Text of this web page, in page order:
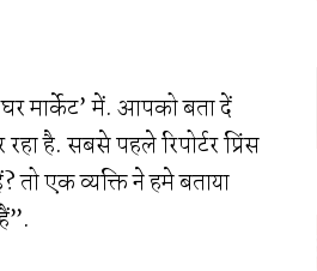
घर मार्केट’ में. आपको बता दें
है. सबसे पहले रिपोर्टर प्रिंस
तो एक व्यक्ति ने हमे बताया